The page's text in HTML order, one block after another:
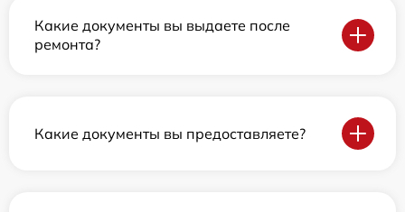
Какие документы вы выдаете после
ремонта?
Какие документы вы предоставляете?